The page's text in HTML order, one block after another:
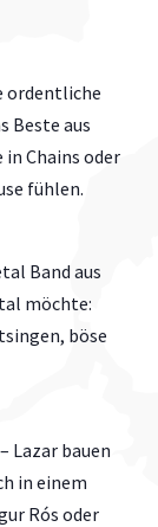
ordentliche
Beste aus
in Chains oder
fühlen.
Band aus
möchte:
böse
Lazar bauen
in einem
Rós oder